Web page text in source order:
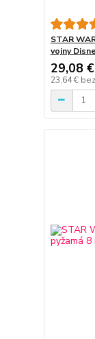
STAR
vojny
29,08 €
23,64 €